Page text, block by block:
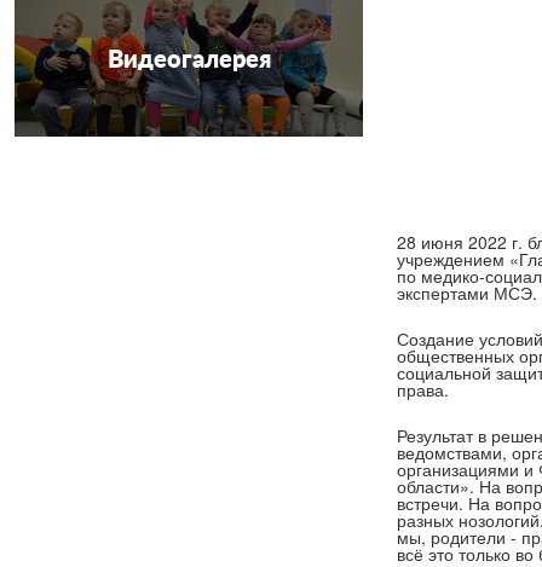
Видеогалерея
28 июня 2022 г.
учреждением
по медико-
экспертами МСЭ.
Создание
общественных
социальной
права.
Результат в
ведомствами,
организациями
области». На
встречи. На
разных
мы, родители -
всё это только